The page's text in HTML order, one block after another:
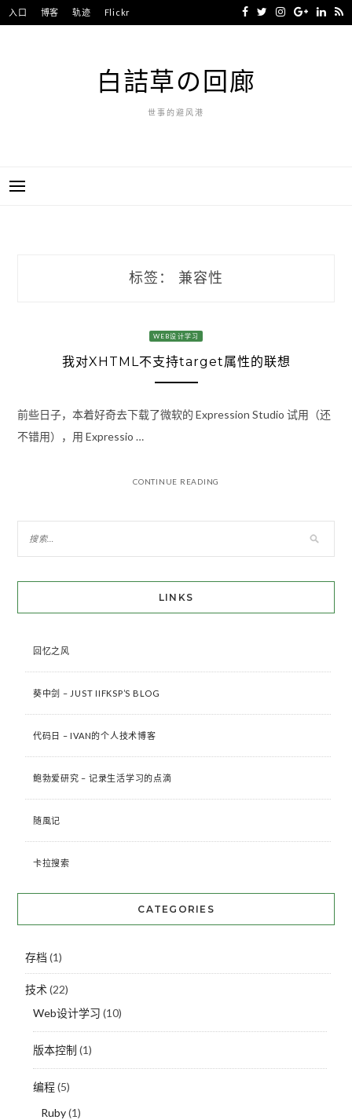
Skip
to
入口 博客 轨迹 Flickr
白詰草の回廊
世事的避风港
标签： 兼容性
WEB设计学习
我对XHTML不支持target属性的联想
前些日子，本着好奇去下载了微软的 Expression Studio 试用（还
不错用），用 Expressio …
CONTINUE READING
LINKS
回忆之风
葵中剑 – JUST IIFKSP’S BLOG
代码日 – IVAN的个人技术博客
鲍勃爱研究 – 记录生活学习的点滴
随風记
卡拉搜索
CATEGORIES
存档 (1)
技术 (22)
Web设计学习 (10)
版本控制 (1)
编程(5)
Ruby(1)